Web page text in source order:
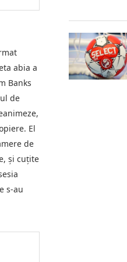
abia a
Banks
de
El
de
şi cuţite
s-au